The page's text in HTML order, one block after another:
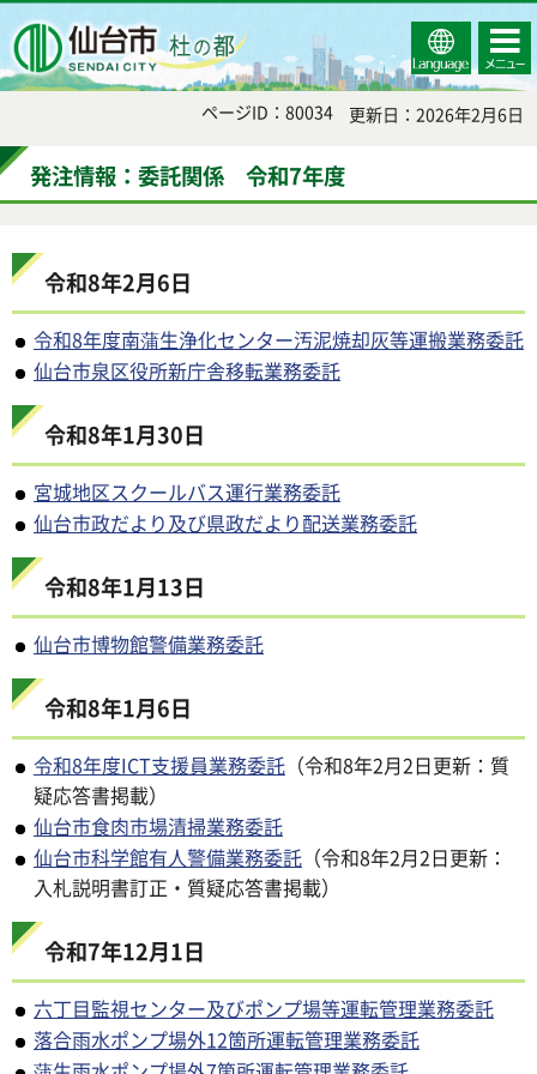
Select
Language
コンテ
ンツメ
ニュー
ページID：80034 更新日：2026年2月6日
発注情報：委託関係 令和7年度
令和8年2月6日
令和8年度南蒲生浄化センター汚泥焼却灰等運搬業務委託
仙台市泉区役所新庁舎移転業務委託
令和8年1月30日
宮城地区スクールバス運行業務委託
仙台市政だより及び県政だより配送業務委託
令和8年1月13日
仙台市博物館警備業務委託
令和8年1月6日
令和8年度ICT支援員業務委託 （令和8年2月2日更新：質
疑応答書掲載）
仙台市食肉市場清掃業務委託
仙台市科学館有人警備業務委託 （令和8年2月2日更新：
入札説明書訂正・質疑応答書掲載）
令和7年12月1日
六丁目監視センター及びポンプ場等運転管理業務委託
落合雨水ポンプ場外12箇所運転管理業務委託